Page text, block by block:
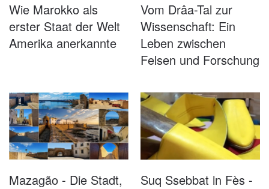
Wie Marokko als
erster Staat der Welt
Amerika anerkannte
Vom Drâa-Tal zur
Wissenschaft: Ein
Leben zwischen
Felsen und Forschung
Mazagão - Die Stadt,
Suq Ssebbat in Fès -